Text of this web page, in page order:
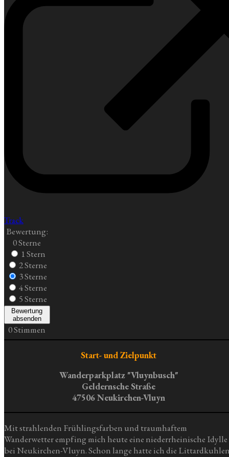
Track
Bewertung:
0 Sterne
1 Stern
2 Sterne
3 Sterne
4 Sterne
5 Sterne
Bewertung
absenden
0 Stimmen
Start- und Zielpunkt
Wanderparkplatz "Vluynbusch"
Geldernsche Straße
47506 Neukirchen-Vluyn
Mit strahlenden Frühlingsfarben und traumhaftem
Wanderwetter empfing mich heute eine niederrheinische Idylle
bei Neukirchen-Vluyn. Schon lange hatte ich die